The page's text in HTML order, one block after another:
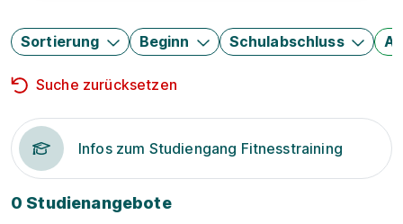
Sortierung Beginn Schulabschluss
Suche zurücksetzen
Infos zum Studiengang Fitnesstraining
0 Studienangebote